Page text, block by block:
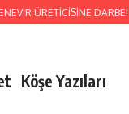
ÜRETİCİSİNE DARBE!
Köşe Yazıları